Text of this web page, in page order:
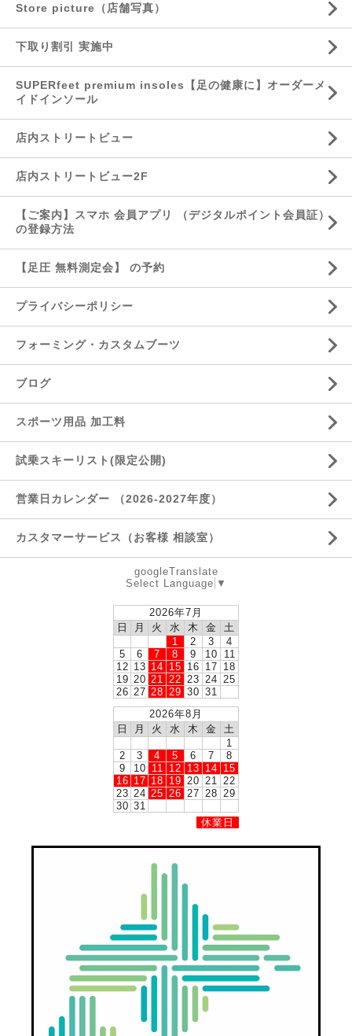
Store picture（店舗写真）
下取り割引 実施中
SUPERfeet premium insoles【足の健康に】オーダーメ
イドインソール
店内ストリートビュー
店内ストリートビュー2F
【ご案内】スマホ 会員アプリ （デジタルポイント会員証）
の登録方法
【足圧 無料測定会】 の予約
プライバシーポリシー
フォーミング・カスタムブーツ
ブログ
スポーツ用品 加工料
試乗スキーリスト(限定公開)
営業日カレンダー （2026-2027年度）
カスタマーサービス（お客様 相談室）
googleTranslate
Select Language ▼
2026年7月
日
月 火 水 木 金
土
1
2 3
4
5
6 7 8 9 10
11
12 13 14 15 16 17 18
19 20 21 22 23 24 25
26 27 28 29 30 31
2026年8月
日
月 火 水 木 金
土
1
2
3 4 5 6 7
8
9
10 11 12 13 14 15
16 17 18 19 20 21
22
23 24 25 26 27 28 29
30 31
休業日